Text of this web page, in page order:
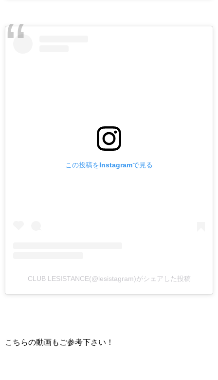
この投稿をInstagramで見る
CLUB LESISTANCE(@lesistagram)がシェアした投稿
こちらの動画もご参考下さい！